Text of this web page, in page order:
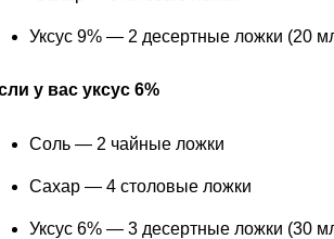
Уксус 9% — 2 десертные ложки (20
у вас уксус 6%
Соль — 2 чайные ложки
Сахар — 4 столовые ложки
Уксус 6% — 3 десертные ложки (30